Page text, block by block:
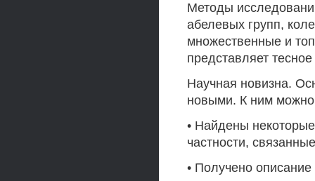
Методы
абелевых групп,
множественные и
представляет
Научная новизна.
новыми. К ним
• Найдены
частности,
• Получено